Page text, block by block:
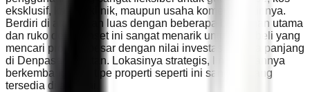
eksklusif, kantor, klinik, maupun usaha komersial lainnya.
Berdiri di atas lahan luas dengan beberapa bangunan utama
dan ruko depan, aset ini sangat menarik untuk pembeli yang
mencari properti besar dengan nilai investasi jangka panjang
di Denpasar Selatan. Lokasinya strategis, lingkungannya
berkembang, dan tipe properti seperti ini sangat jarang
tersedia di area ini.